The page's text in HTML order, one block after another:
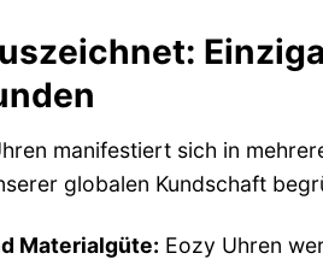
manifestiert sich in
globalen Kundschaft
Materialgüte: Eozy Uhren